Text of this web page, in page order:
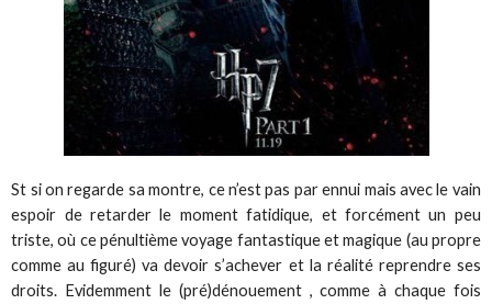
St si on regarde sa montre, ce n’est pas par ennui mais avec le vain
espoir de retarder le moment fatidique, et forcément un peu
triste, où ce pénultième voyage fantastique et magique (au propre
comme au figuré) va devoir s’achever et la réalité reprendre ses
droits. Evidemment le (pré)dénouement , comme à chaque fois